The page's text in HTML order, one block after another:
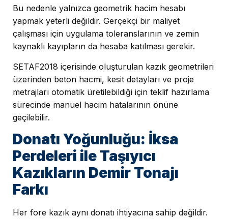
Bu nedenle yalnızca geometrik hacim hesabı
yapmak yeterli değildir. Gerçekçi bir maliyet
çalışması için uygulama toleranslarının ve zemin
kaynaklı kayıpların da hesaba katılması gerekir.
SETAF2018 içerisinde oluşturulan kazık geometrileri
üzerinden beton hacmi, kesit detayları ve proje
metrajları otomatik üretilebildiği için teklif hazırlama
sürecinde manuel hacim hatalarının önüne
geçilebilir.
Donatı Yoğunluğu: İksa
Perdeleri ile Taşıyıcı
Kazıkların Demir Tonajı
Farkı
Her fore kazık aynı donatı ihtiyacına sahip değildir.